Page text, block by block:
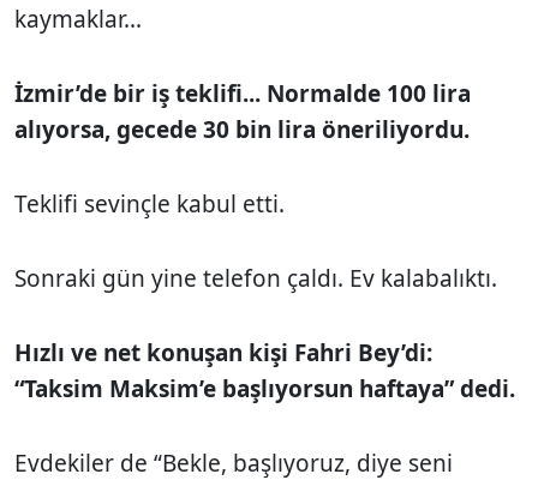
kaymaklar...
İzmir’de bir iş teklifi... Normalde 100 lira
alıyorsa, gecede 30 bin lira öneriliyordu.
Teklifi sevinçle kabul etti.
Sonraki gün yine telefon çaldı. Ev kalabalıktı.
Hızlı ve net konuşan kişi Fahri Bey’di:
“Taksim Maksim’e başlıyorsun haftaya” dedi.
Evdekiler de “Bekle, başlıyoruz, diye seni